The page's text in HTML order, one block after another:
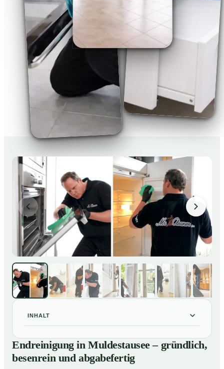
INHALT
01 Endreinigung in Muldestausee – gründlich, besenrein
und abgabefertig
Unsere Leistungen im Überblick
Endreinigung in Muldestausee – gründlich,
besenrein und abgabefertig